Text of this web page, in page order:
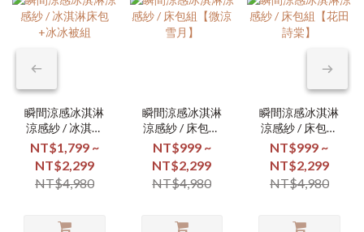
瞬間涼感冰淇淋
涼感紗 / 冰淇淋
床包+冰冰被組
NT$1,799 ~
NT$2,299
NT$4,980
瞬間涼感冰淇淋
涼感紗 / 床包組
【微涼雪月】
NT$999 ~
NT$2,299
NT$4,980
瞬間涼感冰淇淋
涼感紗 / 床包組
【花田詩棠】
NT$999 ~
NT$2,299
NT$4,980